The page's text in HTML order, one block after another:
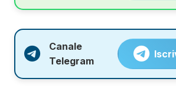
Canale
Telegram